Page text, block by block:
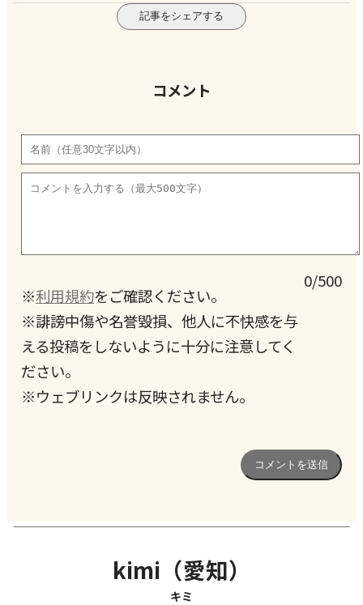
記事をシェアする
コメント
※利用規約をご確認ください。
※誹謗中傷や名誉毀損、他人に不快感を与
える投稿をしないように十分に注意してく
ださい。
※ウェブリンクは反映されません。
0/500
kimi（愛知）
キミ